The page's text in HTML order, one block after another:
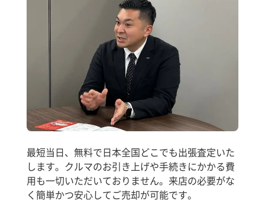
最短当日、無料で日本全国どこでも出張査定いた
します。クルマのお引き上げや手続きにかかる費
用も一切いただいておりません。来店の必要がな
く簡単かつ安心してご売却が可能です。